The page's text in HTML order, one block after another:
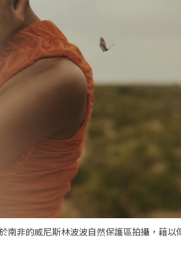
非的威尼斯林波波自然保護區拍攝，藉以